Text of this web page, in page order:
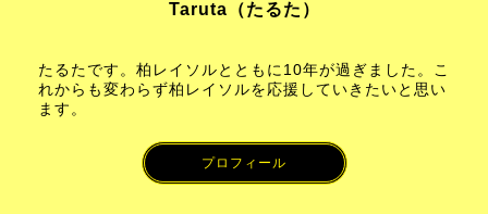
Taruta（たるた）
たるたです。柏レイソルとともに10年が過ぎました。こ
れからも変わらず柏レイソルを応援していきたいと思い
ます。
プロフィール